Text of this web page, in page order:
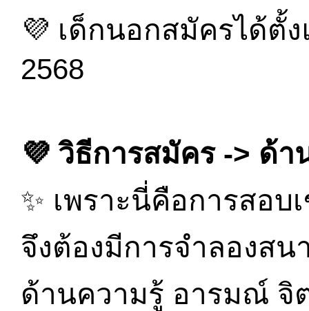
💜 เด็กนอกสมัครได้ตั้
2568
💜 วิธีการสมัคร -> ด้า
✨ เพราะนี่คือการสอบ
จึงต้องมีการจำลองส
ด้านความรู้ อารมณ์ จิ